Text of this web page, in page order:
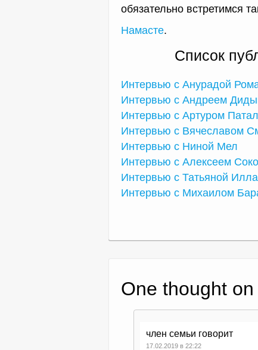
обязательно встретимся
Намасте.
Список
Интервью с Анурадой
Интервью с Андреем
Интервью с Артуром
Интервью с Вячеславом
Интервью с Ниной Мел
Интервью с Алексеем
Интервью с Татьяной
Интервью с Михаилом
One thought on
член семьи говорит
17.02.2019 в 22:22